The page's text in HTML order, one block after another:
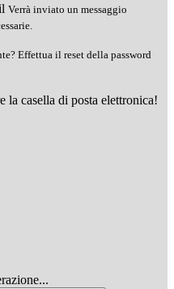
Verrà inviato un messaggio
Effettua il reset della password
la casella di posta elettronica!